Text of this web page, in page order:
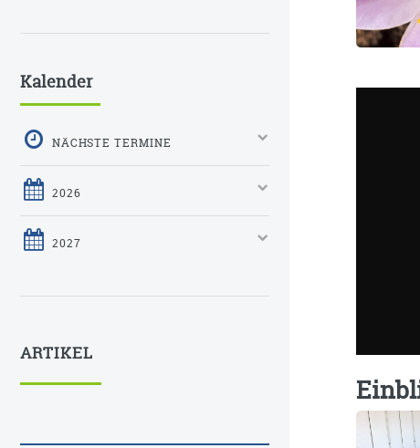
Kalender
NÄCHSTE TERMINE
2026
2027
ARTIKEL